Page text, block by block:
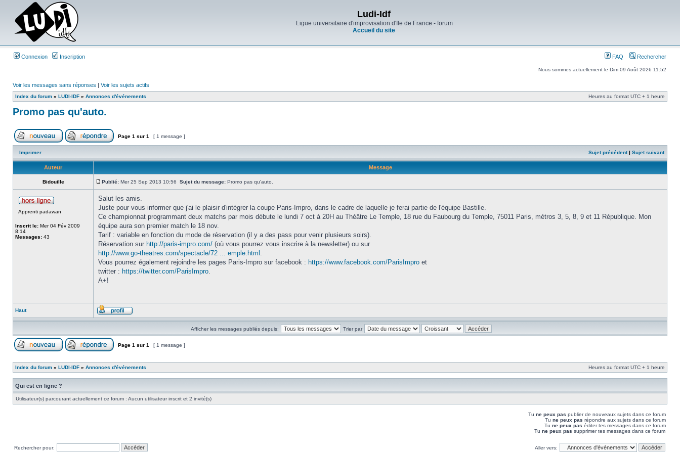
Ludi-Idf
Ligue universitaire d'improvisation d'Ile de France - forum
Accueil du site
Connexion Inscription FAQ Rechercher
Nous sommes actuellement le Dim 09 Août 2026 11:52
Voir les messages sans réponses | Voir les sujets actifs
Index du forum » LUDI-IDF » Annonces d'événements Heures au format UTC + 1 heure
Promo pas qu'auto.
Page 1 sur 1 [ 1 message ]
Imprimer Sujet précédent| Sujet suivant
Auteur Message
Bidouille Publié: Mer 25 Sep 2013 10:56 Sujet du message: Promo pas qu'auto.
Apprenti padawan
Inscrit le: Mer 04 Fév 2009
8:14
Messages: 43
Salut les amis.
Juste pour vous informer que j'ai le plaisir d'intégrer la coupe Paris-Impro, dans le cadre de laquelle je ferai partie de l'équipe Bastille.
Ce championnat programmant deux matchs par mois débute le lundi 7 oct à 20H au Théâtre Le Temple, 18 rue du Faubourg du Temple, 75011 Paris, métros 3, 5, 8, 9 et 11 République. Mon
équipe aura son premier match le 18 nov.
Tarif : variable en fonction du mode de réservation (il y a des pass pour venir plusieurs soirs).
Réservation sur http://paris-impro.com/ (où vous pourrez vous inscrire à la newsletter) ou sur
http://www.go-theatres.com/spectacle/72 ... emple.html .
Vous pourrez également rejoindre les pages Paris-Impro sur facebook : https://www.facebook.com/ParisImpro et
twitter : https://twitter.com/ParisImpro.
A+!
Haut
Afficher les messages publiés depuis: Trier par
Page 1 sur 1 [ 1 message ]
Index du forum » LUDI-IDF » Annonces d'événements Heures au format UTC + 1 heure
Qui est en ligne ?
Utilisateur(s) parcourant actuellement ce forum : Aucun utilisateur inscrit et 2 invité(s)
Tu ne peux pas publier de nouveaux sujets dans ce forum
Tu ne peux pas répondre aux sujets dans ce forum
Tu ne peux pas éditer tes messages dans ce forum
Tu ne peux pas supprimer tes messages dans ce forum
Rechercher pour: Aller vers: